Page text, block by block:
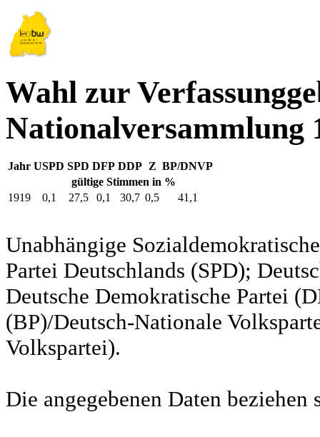
Wahl zur
Nationalversammlung
Jahr USPD SPD DFP DDP Z BP/DNVP
gültige Stimmen in %
1919
0,1 27,5 0,1 30,7 0,5 41,1
Unabhängige
Partei Deutschlands (SPD);
Deutsche Demokratische Partei
(BP)/Deutsch-Nationale
Volkspartei).
Die angegebenen Daten